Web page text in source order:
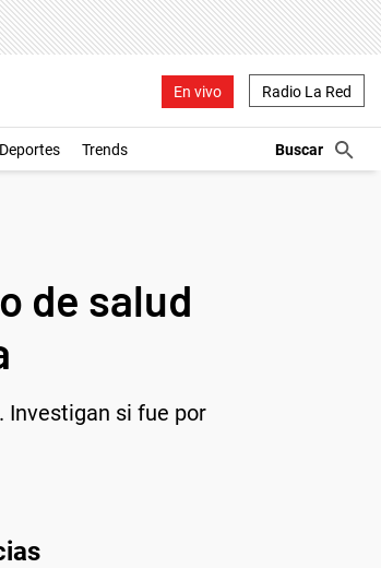
En vivo Radio La Red
Deportes Trends
de salud
Investigan si fue por